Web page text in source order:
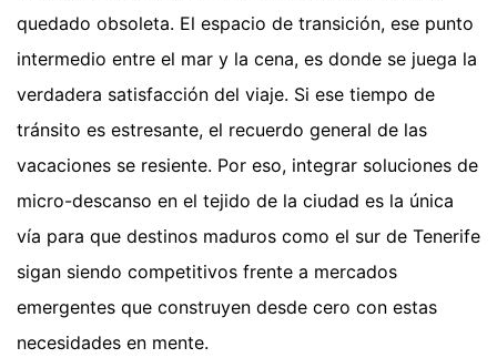
quedado obsoleta. El espacio de transición, ese punto
intermedio entre el mar y la cena, es donde se juega la
verdadera satisfacción del viaje. Si ese tiempo de
tránsito es estresante, el recuerdo general de las
vacaciones se resiente. Por eso, integrar soluciones de
micro-descanso en el tejido de la ciudad es la única
vía para que destinos maduros como el sur de Tenerife
sigan siendo competitivos frente a mercados
emergentes que construyen desde cero con estas
necesidades en mente.